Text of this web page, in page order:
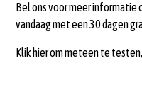
Bel ons voor meer informatie
vandaag met een 30 dagen
Klik hier om meteen te